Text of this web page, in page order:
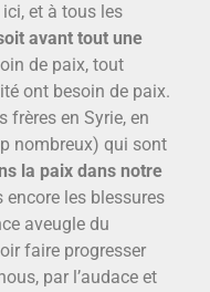
et à tous les
avant tout une
de paix, tout
ont besoin de paix.
frères en Syrie, en
nombreux) qui sont
la paix dans notre
les blessures
aveugle du
faire progresser
par l’audace et